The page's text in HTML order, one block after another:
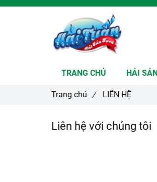
Liên hệ với chúng tôi
Trang chủ / LIÊN HỆ
TRANG CHỦ HẢI SẢN